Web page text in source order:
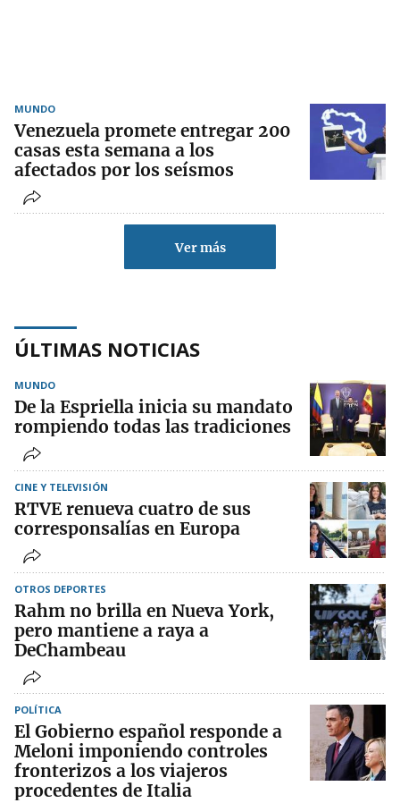
MUNDO
Venezuela promete entregar 200
casas esta semana a los
afectados por los seísmos
Ver más
ÚLTIMAS NOTICIAS
MUNDO
De la Espriella inicia su mandato
rompiendo todas las tradiciones
CINE Y TELEVISIÓN
RTVE renueva cuatro de sus
corresponsalías en Europa
OTROS DEPORTES
Rahm no brilla en Nueva York,
pero mantiene a raya a
DeChambeau
POLÍTICA
El Gobierno español responde a
Meloni imponiendo controles
fronterizos a los viajeros
procedentes de Italia